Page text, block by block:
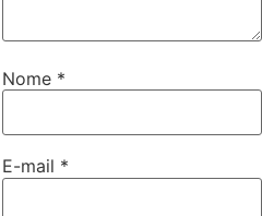
Nome *
E-mail *